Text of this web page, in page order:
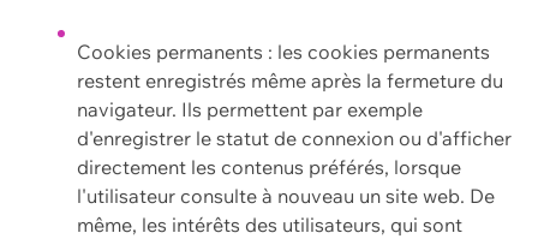
Cookies permanents : les cookies permanents
restent enregistrés même après la fermeture du
navigateur. Ils permettent par exemple
d'enregistrer le statut de connexion ou d'afficher
directement les contenus préférés, lorsque
l'utilisateur consulte à nouveau un site web. De
même, les intérêts des utilisateurs, qui sont